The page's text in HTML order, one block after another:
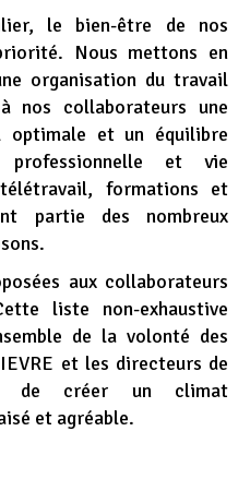
le bien-être de nos
Nous mettons en
organisation du travail
nos collaborateurs une
et un équilibre
et vie
formations et
partie des nombreux
aux collaborateurs
liste non-exhaustive
de la volonté des
et les directeurs de
de créer un climat
et agréable.